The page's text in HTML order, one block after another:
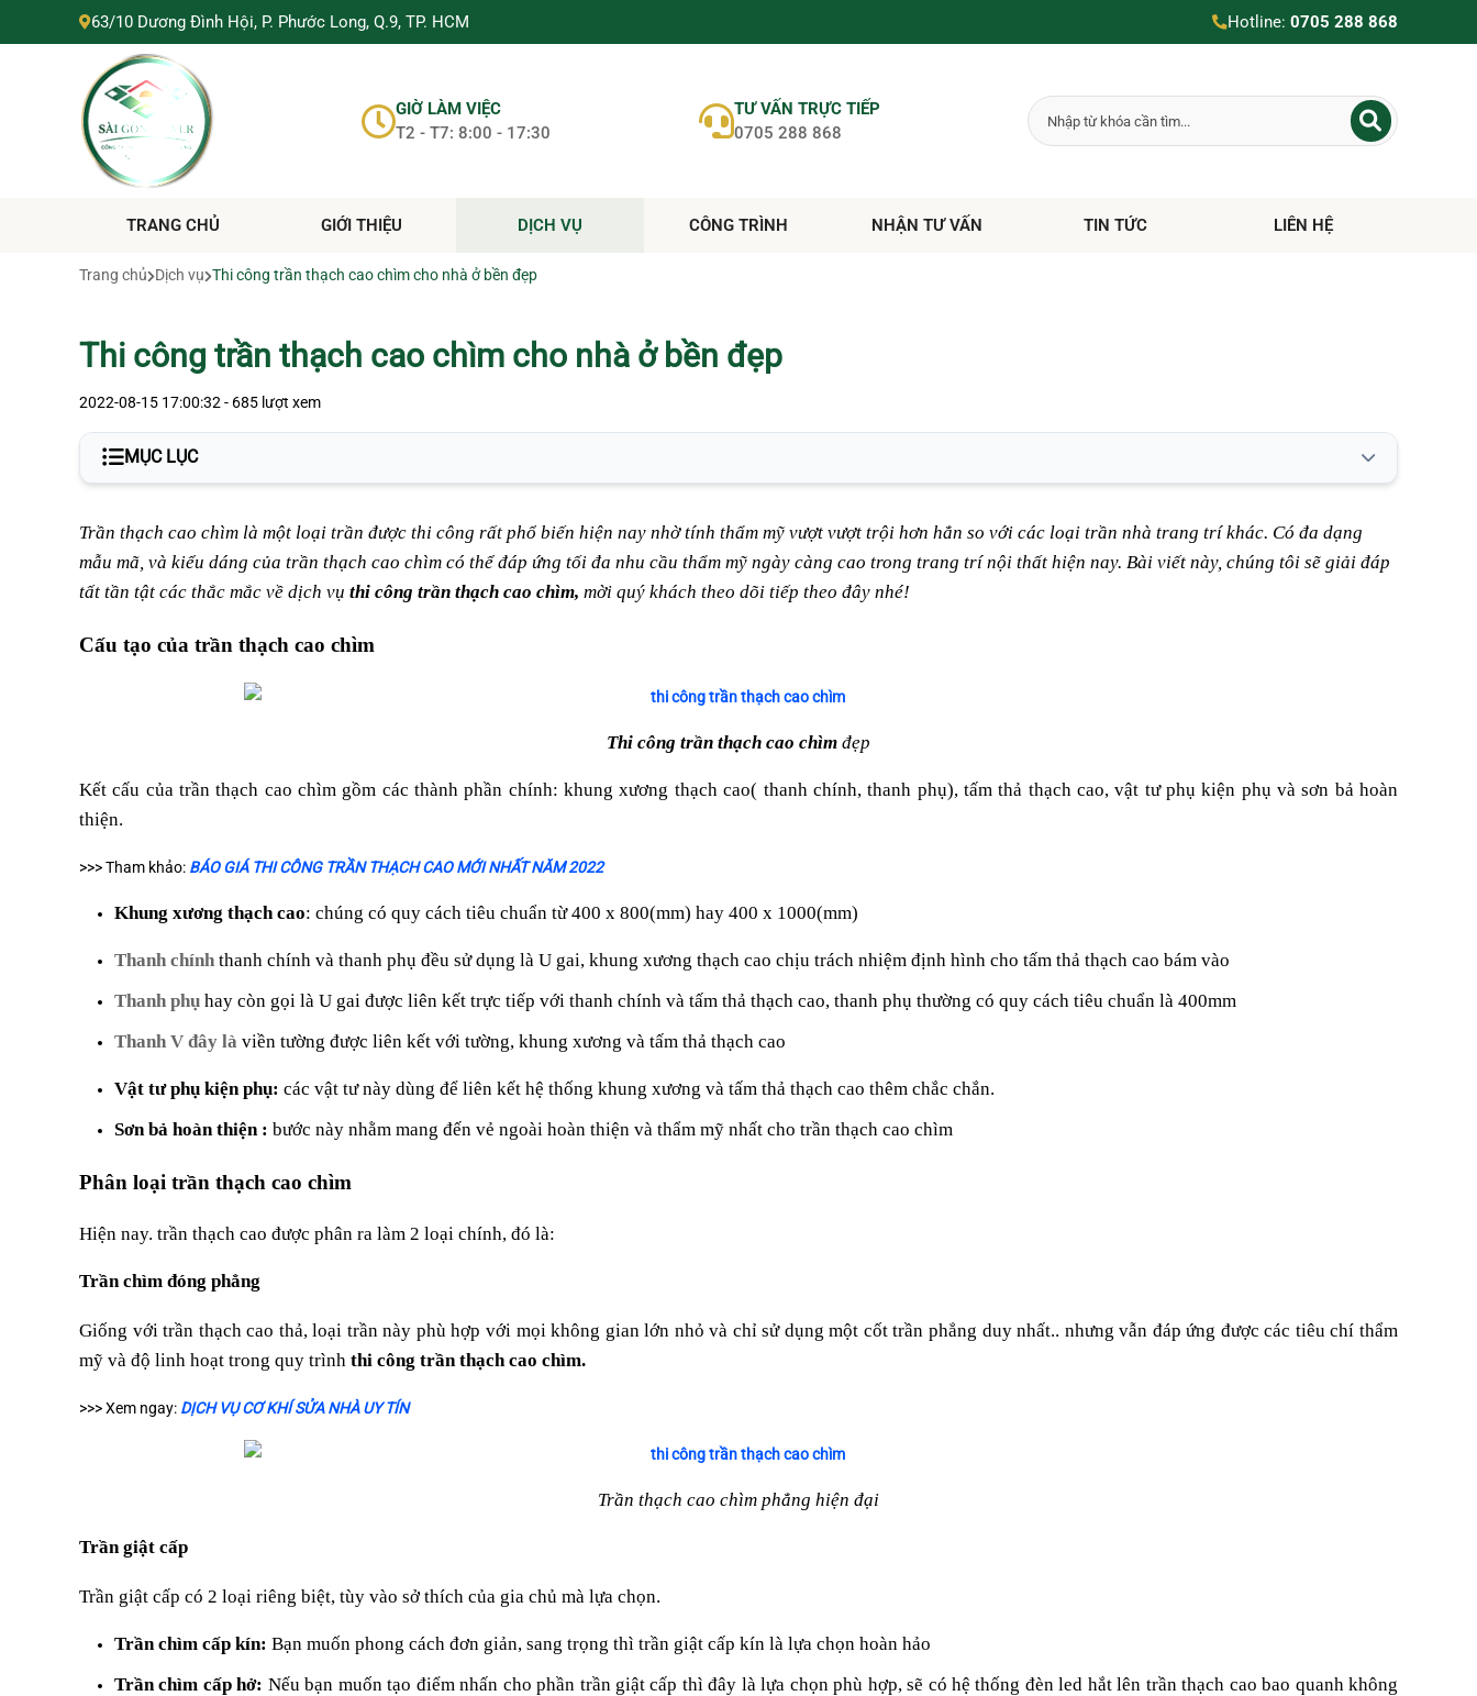
SÀI GÒN TOWER
https://suanhahochiminh.com/
63/10 Dương Đình Hội, P. Phước Long, Q.9, TP. HCM Hotline: 0705 288 868
GIỜ LÀM VIỆC
T2 - T7: 8:00 - 17:30
TƯ VẤN TRỰC TIẾP
0705 288 868
TRANG CHỦ GIỚI THIỆU DỊCH VỤ CÔNG TRÌNH NHẬN TƯ VẤN TIN TỨC LIÊN HỆ
Trang chủ Dịch vụ Thi công trần thạch cao chìm cho nhà ở bền đẹp
Thi công trần thạch cao chìm cho nhà ở bền đẹp
2022-08-15 17:00:32 - 685 lượt xem
MỤC LỤC
Phân loại trần thạch cao chìm
Trần chìm đóng phẳng
Trần giật cấp
Ưu điểm khi thi công trần thạch cao chìm
Trần thạch cao chìm là một loại trần được thi công rất phổ biến hiện nay nhờ tính thẩm mỹ vượt vượt trội hơn hẳn so với các loại trần nhà trang trí khác. Có đa dạng
mẫu mã, và kiểu dáng của trần thạch cao chìm có thể đáp ứng tối đa nhu cầu thẩm mỹ ngày càng cao trong trang trí nội thất hiện nay. Bài viết này, chúng tôi sẽ giải đáp
tất tần tật các thắc mắc về dịch vụ thi công trần thạch cao chìm, mời quý khách theo dõi tiếp theo đây nhé!
Cấu tạo của trần thạch cao chìm
Thi công trần thạch cao chìm đẹp
Kết cấu của trần thạch cao chìm gồm các thành phần chính: khung xương thạch cao( thanh chính, thanh phụ), tấm thả thạch cao, vật tư phụ kiện phụ và sơn bả hoàn
thiện.
>>> Tham khảo: BÁO GIÁ THI CÔNG TRẦN THẠCH CAO MỚI NHẤT NĂM 2022
Khung xương thạch cao: chúng có quy cách tiêu chuẩn từ 400 x 800(mm) hay 400 x 1000(mm)
Thanh chính thanh chính và thanh phụ đều sử dụng là U gai, khung xương thạch cao chịu trách nhiệm định hình cho tấm thả thạch cao bám vào
Thanh phụ hay còn gọi là U gai được liên kết trực tiếp với thanh chính và tấm thả thạch cao, thanh phụ thường có quy cách tiêu chuẩn là 400mm
Thanh V đây là viền tường được liên kết với tường, khung xương và tấm thả thạch cao
Vật tư phụ kiện phụ: các vật tư này dùng để liên kết hệ thống khung xương và tấm thả thạch cao thêm chắc chắn.
Sơn bả hoàn thiện : bước này nhằm mang đến vẻ ngoài hoàn thiện và thẩm mỹ nhất cho trần thạch cao chìm
Phân loại trần thạch cao chìm
Hiện nay. trần thạch cao được phân ra làm 2 loại chính, đó là:
Trần chìm đóng phẳng
Giống với trần thạch cao thả, loại trần này phù hợp với mọi không gian lớn nhỏ và chỉ sử dụng một cốt trần phẳng duy nhất.. nhưng vẫn đáp ứng được các tiêu chí thẩm
mỹ và độ linh hoạt trong quy trình thi công trần thạch cao chìm.
>>> Xem ngay: DỊCH VỤ CƠ KHÍ SỬA NHÀ UY TÍN
Trần thạch cao chìm phẳng hiện đại
Trần giật cấp
Trần giật cấp có 2 loại riêng biệt, tùy vào sở thích của gia chủ mà lựa chọn.
Trần chìm cấp kín: Bạn muốn phong cách đơn giản, sang trọng thì trần giật cấp kín là lựa chọn hoàn hảo
Trần chìm cấp hở: Nếu bạn muốn tạo điểm nhấn cho phần trần giật cấp thì đây là lựa chọn phù hợp, sẽ có hệ thống đèn led hắt lên trần thạch cao bao quanh không